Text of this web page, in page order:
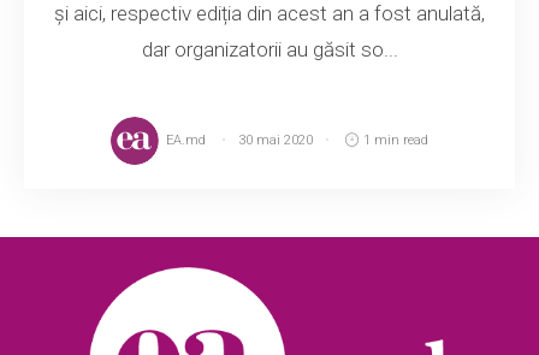
și aici, respectiv ediția din acest an a fost anulată,
dar organizatorii au găsit so...
EA.md 30 mai 2020 1 min read